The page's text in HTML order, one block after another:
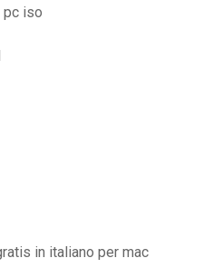
pc iso
in italiano per mac